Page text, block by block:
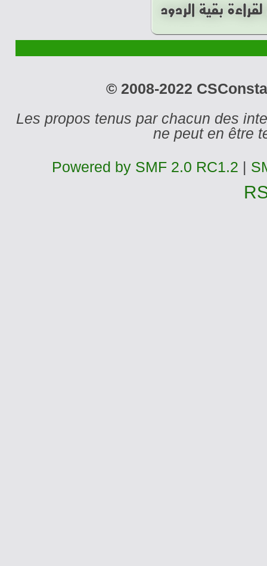
© 2008-2022
Les propos tenus par chacun des
ne peut en être
Powered by SMF 2.0 RC1.2 |